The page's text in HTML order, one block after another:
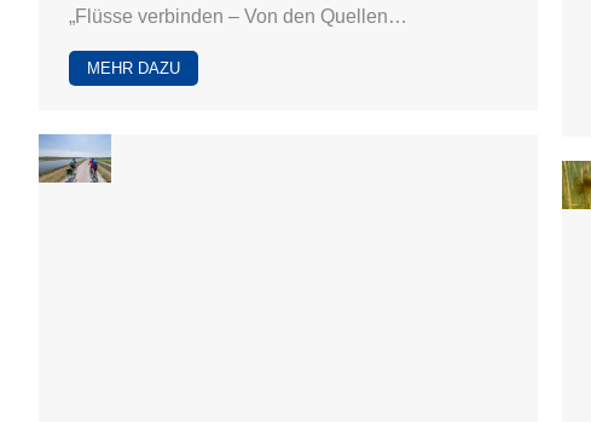
„Flüsse verbinden – Von den Quellen…
MEHR DAZU